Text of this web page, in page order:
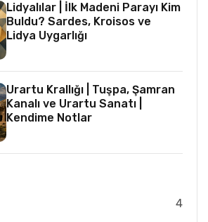
Lidyalılar | İlk Madeni Parayı Kim
Buldu? Sardes, Kroisos ve
Lidya Uygarlığı
Urartu Krallığı | Tuşpa, Şamran
Kanalı ve Urartu Sanatı |
Kendime Notlar
4